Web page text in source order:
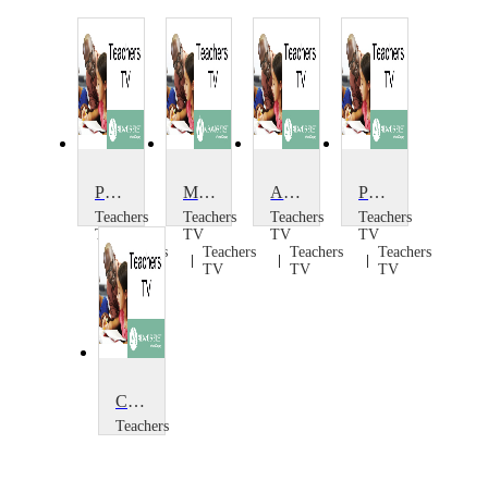
Primary Art: Abstract Art: My Journey
Teachers
TV
Teachers
TV
Messy Art at KS1
Teachers
TV
Teachers
TV
Art Workshop
Teachers
TV
Teachers
TV
Primary Art: Through the Hedge
Teachers
TV
Teachers
TV
Contemporary Art
Teachers